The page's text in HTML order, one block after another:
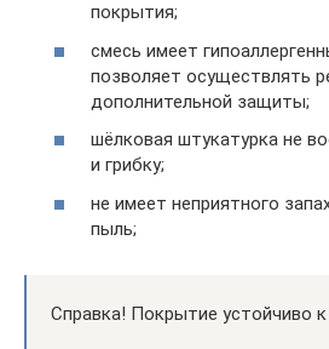
покрытия;
смесь имеет
позволяет осуществлять
дополнительной защиты;
шёлковая штукатурка не
и грибку;
не имеет неприятного
пыль;
Справка! Покрытие устойчиво